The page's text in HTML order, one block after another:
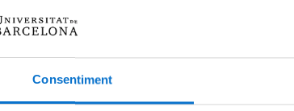
Consentiment